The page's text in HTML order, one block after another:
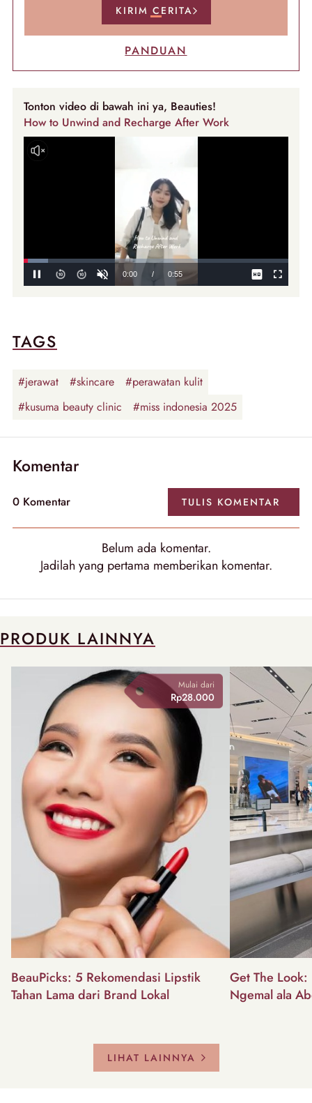
KIRIM CERITA
PANDUAN
Tonton video di bawah ini ya, Beauties!
How to Unwind and Recharge After Work
TAGS
#jerawat #skincare
#perawatan kulit
#kusuma beauty clinic
#miss indonesia 2025
Komentar
0 Komentar TULIS KOMENTAR
Belum ada komentar.
Jadilah yang pertama memberikan komentar.
PRODUK LAINNYA
Mulai dari
Rp28.000
BeauPicks: 5 Rekomendasi Lipstik
Tahan Lama dari Brand Lokal
Get The
Ngemal ala
LIHAT LAINNYA